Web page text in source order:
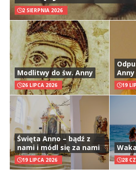
2 SIERPNIA 2026
Modlitwy do św. Anny
26 LIPCA 2026
Anny
19
Święta Anno – bądź z
nami i módl się za nami
19 LIPCA 2026 28